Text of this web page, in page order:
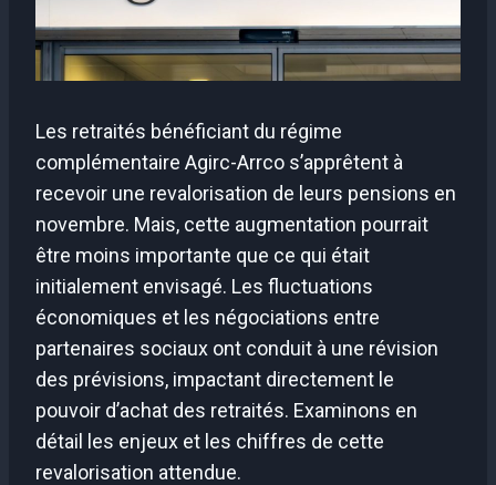
Les retraités bénéficiant du régime
complémentaire Agirc-Arrco s’apprêtent à
recevoir une revalorisation de leurs pensions en
novembre. Mais, cette augmentation pourrait
être moins importante que ce qui était
initialement envisagé. Les fluctuations
économiques et les négociations entre
partenaires sociaux ont conduit à une révision
des prévisions, impactant directement le
pouvoir d’achat des retraités. Examinons en
détail les enjeux et les chiffres de cette
revalorisation attendue.